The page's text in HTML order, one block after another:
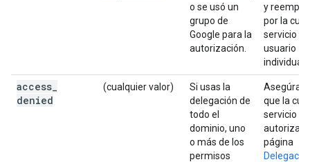
o se usó un
grupo de
Google para la
autorización.
y
por la
servicio o
usuario
individual.
access
denied
(cualquier valor)
Si usas la
delegación de
todo el
dominio, uno
o más de los
permisos
que la
servicio
página